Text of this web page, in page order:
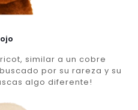
similar a un cobre
por su rareza y su
algo diferente!